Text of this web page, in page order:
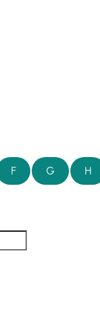
F G H